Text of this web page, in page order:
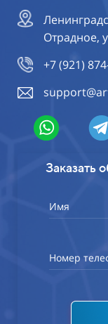
Отрадное,
+7 (921)
Заказать
Имя
Номер